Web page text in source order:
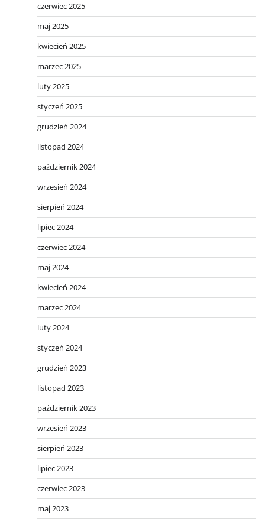
czerwiec 2025
maj 2025
kwiecień 2025
marzec 2025
luty 2025
styczeń 2025
grudzień 2024
listopad 2024
październik 2024
wrzesień 2024
sierpień 2024
lipiec 2024
czerwiec 2024
maj 2024
kwiecień 2024
marzec 2024
luty 2024
styczeń 2024
grudzień 2023
listopad 2023
październik 2023
wrzesień 2023
sierpień 2023
lipiec 2023
czerwiec 2023
maj 2023